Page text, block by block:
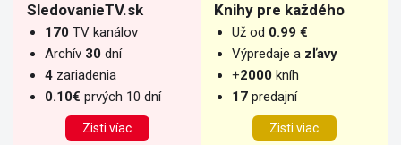
SledovanieTV.sk
170 TV kanálov
Archív 30 dní
4 zariadenia
0.10€ prvých 10 dní
Zisti víac
Knihy pre každého
Už od 0.99 €
Výpredaje a zľavy
+2000 kníh
17 predajní
Zisti viac